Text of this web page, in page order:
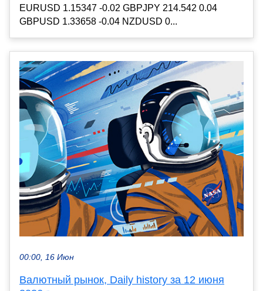
EURUSD 1.15347 -0.02 GBPJPY 214.542 0.04
GBPUSD 1.33658 -0.04 NZDUSD 0...
00:00, 16 Июн
Валютный рынок, Daily history за 12 июня